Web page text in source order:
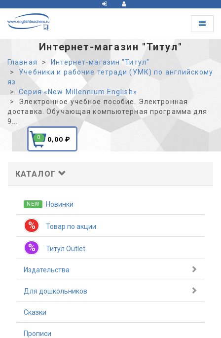
Toggle
Интернет-магазин "Титул"
Главная
Интернет-магазин "Титул"
Учебники и рабочие тетради (УМК) по английскому
яз
Серия «New Millennium English»
Электронное учебное пособие. Электронная
доставка. Обучающая компьютерная программа для
9...
0 0,00 ₽
КАТАЛОГ
NEW Новинки
% Товар по акции
% Титул Outlet
Издательства
Для дошкольников
Сказки
Прописи